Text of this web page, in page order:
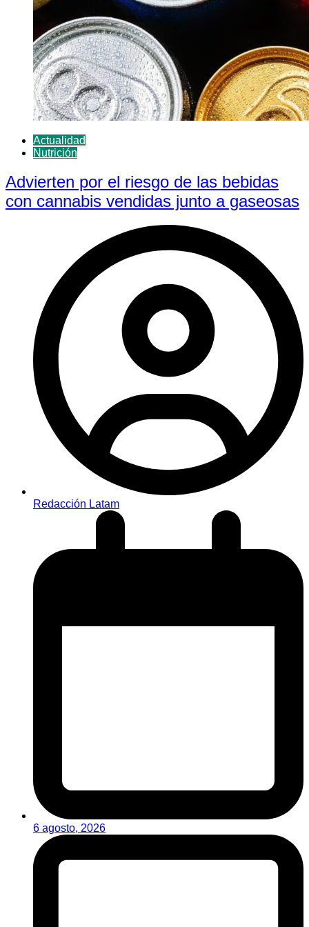
Actualidad
Nutrición
Advierten por el riesgo de las bebidas
con cannabis vendidas junto a gaseosas
Redacción Latam
6 agosto, 2026